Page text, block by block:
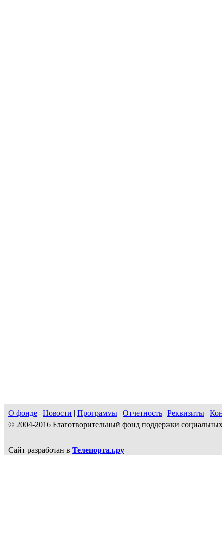
О фонде | Новости | Программы | Отчетность | Реквизиты |
© 2004-2016 Благотворительный фонд поддержки
Сайт разработан в Телепортал.ру